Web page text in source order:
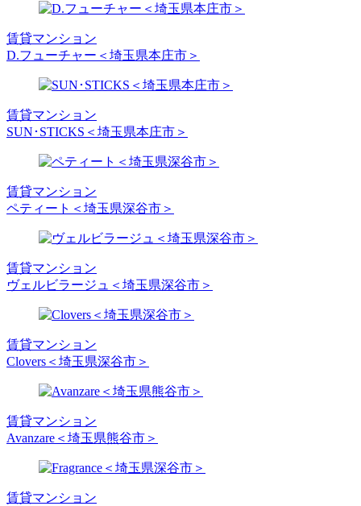
賃貸マンション
D.フューチャー＜埼玉県本庄市＞
賃貸マンション
SUN･STICKS＜埼玉県本庄市＞
賃貸マンション
ペティート＜埼玉県深谷市＞
賃貸マンション
ヴェルビラージュ＜埼玉県深谷市＞
賃貸マンション
Clovers＜埼玉県深谷市＞
賃貸マンション
Avanzare＜埼玉県熊谷市＞
賃貸マンション